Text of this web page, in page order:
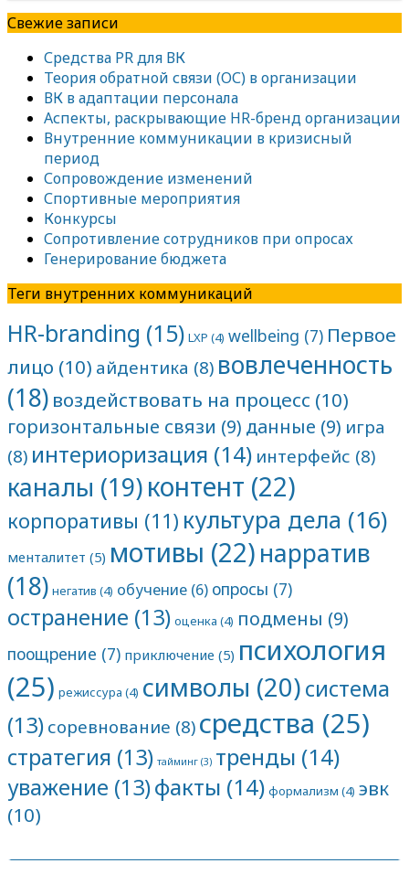
Свежие записи
Средства PR для ВК
Теория обратной связи (ОС) в организации
ВК в адаптации персонала
Аспекты, раскрывающие HR-бренд организации
Внутренние коммуникации в кризисный
период
Сопровождение изменений
Спортивные мероприятия
Конкурсы
Сопротивление сотрудников при опросах
Генерирование бюджета
Теги внутренних коммуникаций
HR-branding (15) LXP (4) wellbeing (7) Первое
лицо (10) айдентика (8) вовлеченность
(18) воздействовать на процесс (10)
горизонтальные связи (9) данные (9) игра
(8) интериоризация (14) интерфейс (8)
каналы (19)контент (22)
корпоративы (11) культура дела (16)
менталитет (5) мотивы (22)нарратив
(18) негатив (4) обучение (6) опросы (7)
остранение (13) оценка (4) подмены (9)
поощрение (7) приключение (5) психология
(25) режиссура (4) символы (20)система
(13) соревнование (8) средства (25)
стратегия (13) тайминг (3) тренды (14)
уважение (13)факты (14) формализм (4) эвк
(10)